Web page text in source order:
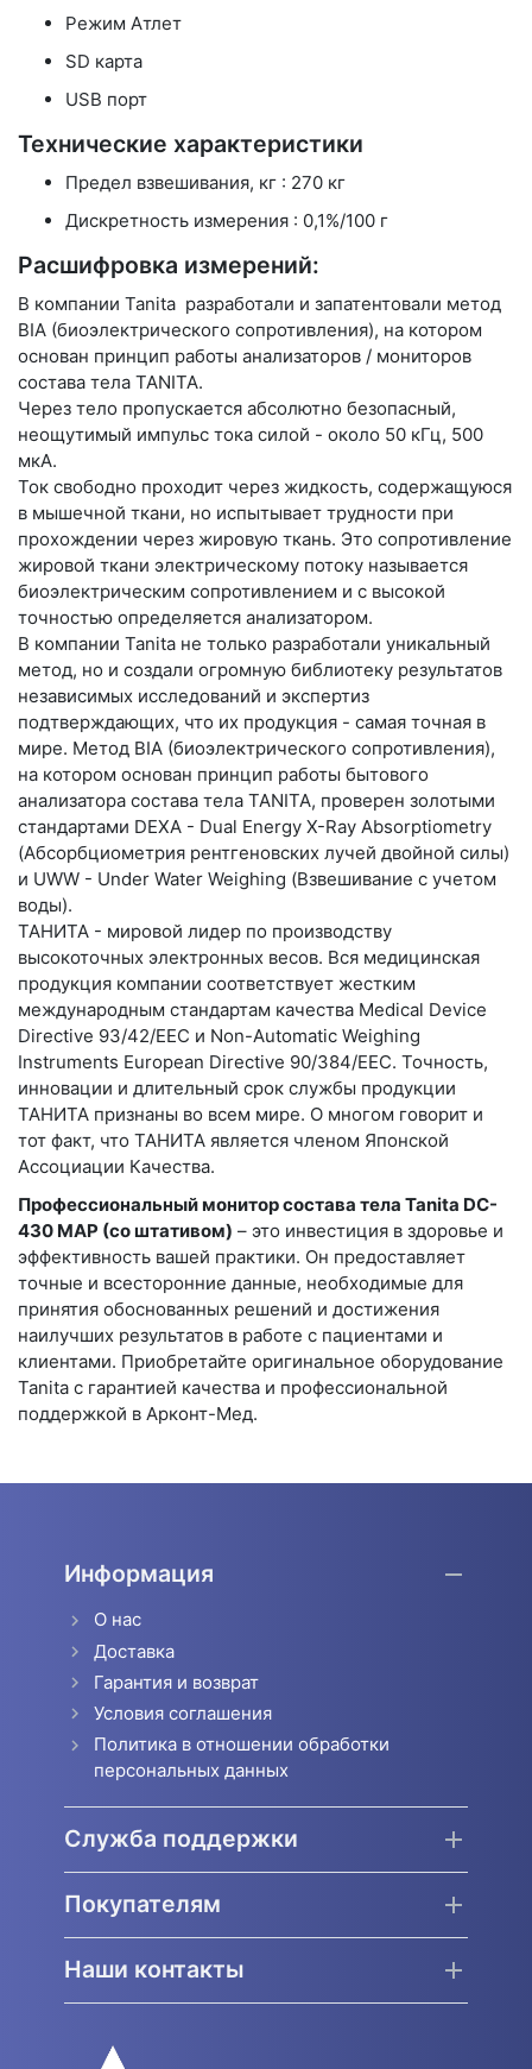
Режим Атлет
SD карта
USB порт
Технические характеристики
Предел взвешивания, кг : 270 кг
Дискретность измерения : 0,1%/100 г
Расшифровка измерений:
В компании Tanita разработали и запатентовали метод
BIA (биоэлектрического сопротивления), на котором
основан принцип работы анализаторов / мониторов
состава тела TANITA.
Через тело пропускается абсолютно безопасный,
неощутимый импульс тока силой - около 50 кГц, 500
мкА.
Ток свободно проходит через жидкость, содержащуюся
в мышечной ткани, но испытывает трудности при
прохождении через жировую ткань. Это сопротивление
жировой ткани электрическому потоку называется
биоэлектрическим сопротивлением и с высокой
точностью определяется анализатором.
В компании Tanita не только разработали уникальный
метод, но и создали огромную библиотеку результатов
независимых исследований и экспертиз
подтверждающих, что их продукция - самая точная в
мире. Метод BIA (биоэлектрического сопротивления),
на котором основан принцип работы бытового
анализатора состава тела TANITA, проверен золотыми
стандартами DEXA - Dual Energy X-Ray Absorptiometry
(Абсорбциометрия рентгеновских лучей двойной силы)
и UWW - Under Water Weighing (Взвешивание с учетом
воды).
ТАНИТА - мировой лидер по производству
высокоточных электронных весов. Вся медицинская
продукция компании соответствует жестким
международным стандартам качества Medical Device
Directive 93/42/EEC и Non-Automatic Weighing
Instruments European Directive 90/384/EEC. Точность,
инновации и длительный срок службы продукции
ТАНИТА признаны во всем мире. О многом говорит и
тот факт, что ТАНИТА является членом Японской
Ассоциации Качества.
Профессиональный монитор состава тела Tanita DC-
430 MAP (со штативом) – это инвестиция в здоровье и
эффективность вашей практики. Он предоставляет
точные и всесторонние данные, необходимые для
принятия обоснованных решений и достижения
наилучших результатов в работе с пациентами и
клиентами. Приобретайте оригинальное оборудование
Tanita с гарантией качества и профессиональной
поддержкой в Арконт-Мед.
Информация
О нас
Доставка
Гарантия и возврат
Условия соглашения
Политика в отношении обработки
персональных данных
Служба поддержки
Покупателям
Наши контакты